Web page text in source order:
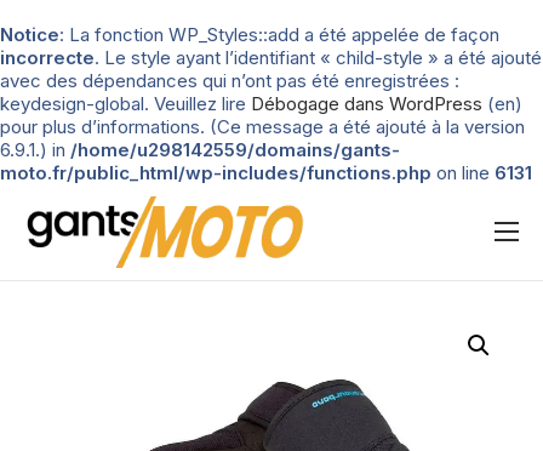
Notice: La fonction WP_Styles::add a été appelée de façon
incorrecte. Le style ayant l’identifiant « child-style » a été ajouté
avec des dépendances qui n’ont pas été enregistrées :
keydesign-global. Veuillez lire Débogage dans WordPress (en)
pour plus d’informations. (Ce message a été ajouté à la version
6.9.1.) in /home/u298142559/domains/gants-
moto.fr/public_html/wp-includes/functions.php on line 6131
Nos tests